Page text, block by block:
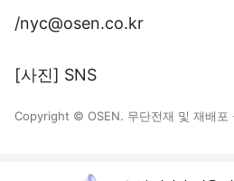
/nyc@osen.co.kr
[사진] SNS
Copyright © OSEN. 무단전재 및 재배포